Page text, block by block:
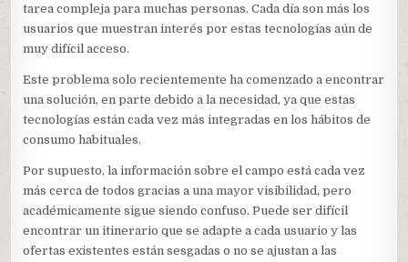
tarea compleja para muchas personas. Cada día son más los
usuarios que muestran interés por estas tecnologías aún de
muy difícil acceso.
Este problema solo recientemente ha comenzado a encontrar
una solución, en parte debido a la necesidad, ya que estas
tecnologías están cada vez más integradas en los hábitos de
consumo habituales.
Por supuesto, la información sobre el campo está cada vez
más cerca de todos gracias a una mayor visibilidad, pero
académicamente sigue siendo confuso. Puede ser difícil
encontrar un itinerario que se adapte a cada usuario y las
ofertas existentes están sesgadas o no se ajustan a las